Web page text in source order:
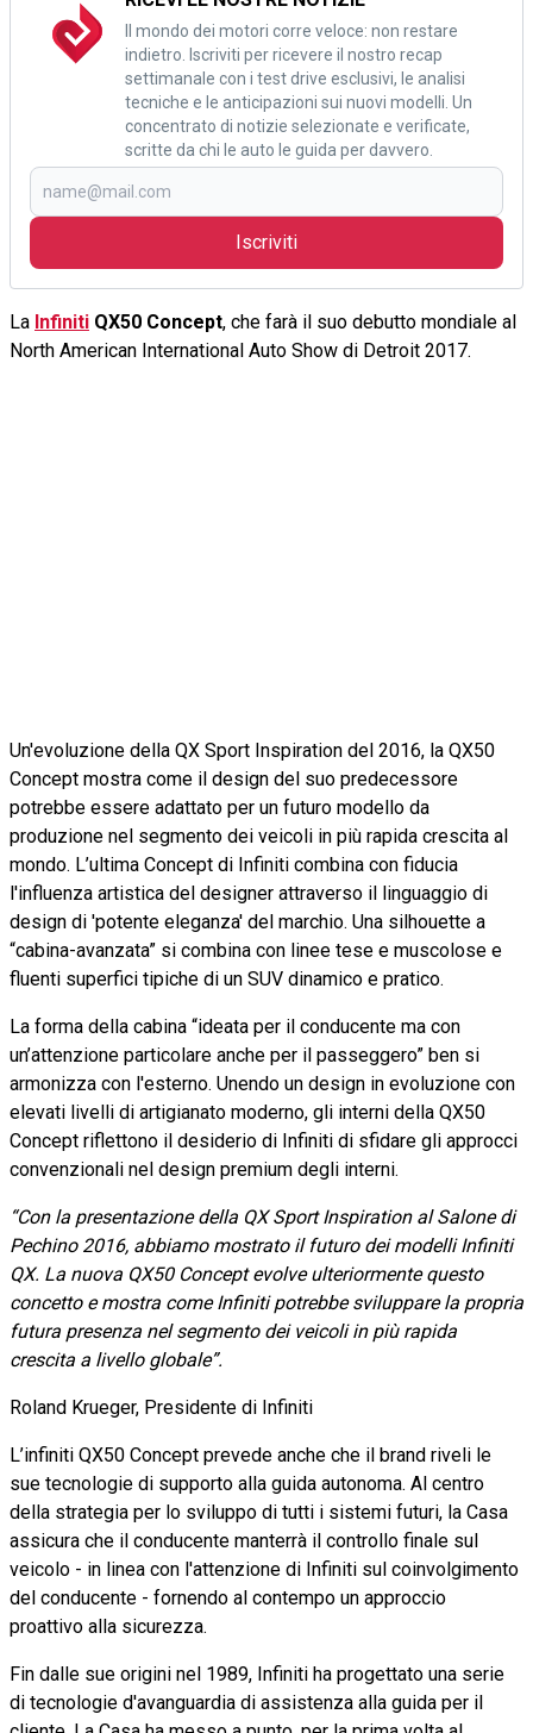
Il mondo dei motori corre veloce: non restare
indietro. Iscriviti per ricevere il nostro recap
settimanale con i test drive esclusivi, le analisi
tecniche e le anticipazioni sui nuovi modelli. Un
concentrato di notizie selezionate e verificate,
scritte da chi le auto le guida per davvero.
Iscriviti
La Infiniti QX50 Concept, che farà il suo debutto mondiale al
North American International Auto Show di Detroit 2017.
Un'evoluzione della QX Sport Inspiration del 2016, la QX50
Concept mostra come il design del suo predecessore
potrebbe essere adattato per un futuro modello da
produzione nel segmento dei veicoli in più rapida crescita al
mondo. L’ultima Concept di Infiniti combina con fiducia
l'influenza artistica del designer attraverso il linguaggio di
design di 'potente eleganza' del marchio. Una silhouette a
“cabina-avanzata” si combina con linee tese e muscolose e
fluenti superfici tipiche di un SUV dinamico e pratico.
La forma della cabina “ideata per il conducente ma con
un’attenzione particolare anche per il passeggero” ben si
armonizza con l'esterno. Unendo un design in evoluzione con
elevati livelli di artigianato moderno, gli interni della QX50
Concept riflettono il desiderio di Infiniti di sfidare gli approcci
convenzionali nel design premium degli interni.
“Con la presentazione della QX Sport Inspiration al Salone di
Pechino 2016, abbiamo mostrato il futuro dei modelli Infiniti
QX. La nuova QX50 Concept evolve ulteriormente questo
concetto e mostra come Infiniti potrebbe sviluppare la propria
futura presenza nel segmento dei veicoli in più rapida
crescita a livello globale”.
Roland Krueger, Presidente di Infiniti
L’infiniti QX50 Concept prevede anche che il brand riveli le
sue tecnologie di supporto alla guida autonoma. Al centro
della strategia per lo sviluppo di tutti i sistemi futuri, la Casa
assicura che il conducente manterrà il controllo finale sul
veicolo - in linea con l'attenzione di Infiniti sul coinvolgimento
del conducente - fornendo al contempo un approccio
proattivo alla sicurezza.
Fin dalle sue origini nel 1989, Infiniti ha progettato una serie
di tecnologie d'avanguardia di assistenza alla guida per il